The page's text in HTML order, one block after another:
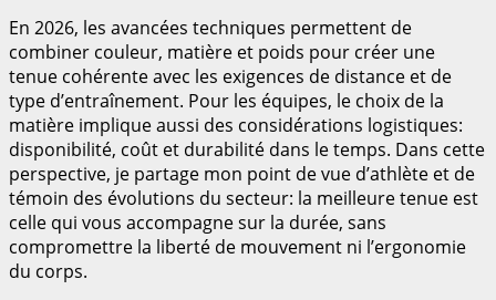
En 2026, les avancées techniques permettent de
combiner couleur, matière et poids pour créer une
tenue cohérente avec les exigences de distance et de
type d’entraînement. Pour les équipes, le choix de la
matière implique aussi des considérations logistiques:
disponibilité, coût et durabilité dans le temps. Dans cette
perspective, je partage mon point de vue d’athlète et de
témoin des évolutions du secteur: la meilleure tenue est
celle qui vous accompagne sur la durée, sans
compromettre la liberté de mouvement ni l’ergonomie
du corps.